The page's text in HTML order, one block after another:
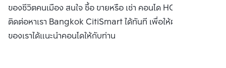
ของชีวิตคนเมือง สนใจ ซื้อ ขายหรือ เช่า คอนโด HQ by แสนสิริ
ติดต่อหาเรา Bangkok CitiSmart ได้ทันที เพื่อให้ผู้เชี่ยวชาญ
ของเราได้แนะนำคอนโดให้กับท่าน